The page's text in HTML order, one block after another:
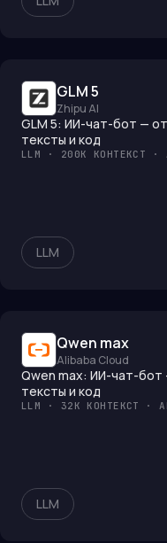
GLM 5
Zhipu AI
GLM 5: ИИ-чат-бот —
тексты и код
LLM · 200K КОНТЕКСТ ·
LLM
Qwen max
Alibaba Cloud
Qwen max: ИИ-чат-
тексты и код
LLM · 32K КОНТЕКСТ ·
LLM